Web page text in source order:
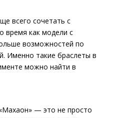
всего сочетать с
время как модели с
возможностей по
Именно такие браслеты в
можно найти в
— это не просто